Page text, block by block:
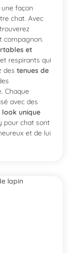
façon
chat. Avec
compagnon.
et
respirants qui
des tenues de
Chaque
avec des
look unique
pour chat sont
et de lui